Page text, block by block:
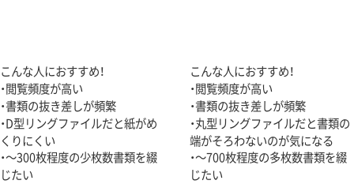
こんな人におすすめ！
・閲覧頻度が高い
・書類の抜き差しが頻繁
・D型リングファイルだと紙がめ
くりにくい
・～300枚程度の少枚数書類を綴
じたい
こんな人におすすめ！
・閲覧頻度が高い
・書類の抜き差しが頻繁
・丸型リングファイルだと書類の
端がそろわないのが気になる
・～700枚程度の多枚数書類を綴
じたい